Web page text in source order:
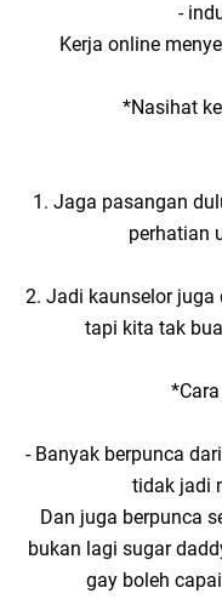
-
Kerja online
*Nasihat
1. Jaga pasangan
perhatian
2. Jadi kaunselor
tapi kita tak
- Banyak berpunca
tidak jadi
Dan juga berpunca
bukan lagi sugar
gay boleh